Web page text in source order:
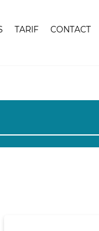
TARIF CONTACT